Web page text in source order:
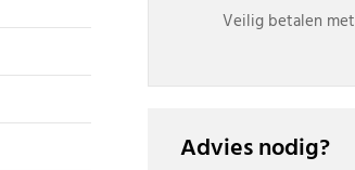
Veilig betalen met
Advies nodig?